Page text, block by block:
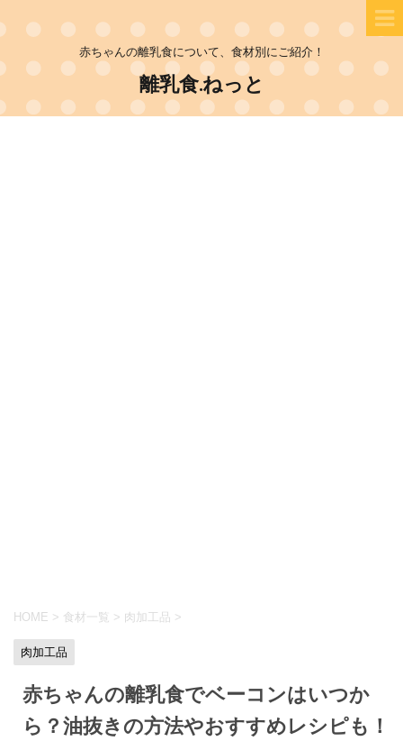
赤ちゃんの離乳食について、食材別にご紹介！
離乳食.ねっと
HOME > 食材一覧 > 肉加工品 >
肉加工品
赤ちゃんの離乳食でベーコンはいつか
ら？油抜きの方法やおすすめレシピも！